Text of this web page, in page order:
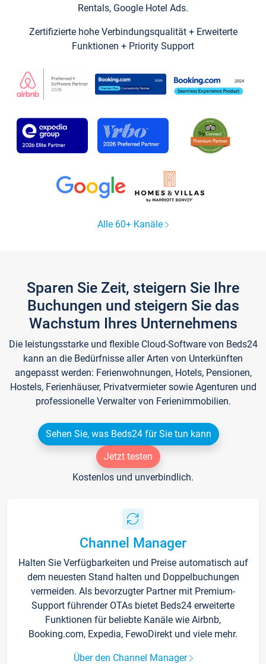
Rentals, Google Hotel Ads.
Zertifizierte hohe Verbindungsqualität + Erweiterte
Funktionen + Priority Support
Alle 60+ Kanäle
Sparen Sie Zeit, steigern Sie Ihre
Buchungen und steigern Sie das
Wachstum Ihres Unternehmens
Die leistungsstarke und flexible Cloud-Software von Beds24
kann an die Bedürfnisse aller Arten von Unterkünften
angepasst werden: Ferienwohnungen, Hotels, Pensionen,
Hostels, Ferienhäuser, Privatvermieter sowie Agenturen und
professionelle Verwalter von Ferienimmobilien.
Sehen Sie, was Beds24 für Sie tun kann
Jetzt testen
Kostenlos und unverbindlich.
Channel Manager
Halten Sie Verfügbarkeiten und Preise automatisch auf
dem neuesten Stand halten und Doppelbuchungen
vermeiden. Als bevorzugter Partner mit Premium-
Support führender OTAs bietet Beds24 erweiterte
Funktionen für beliebte Kanäle wie Airbnb,
Booking.com, Expedia, FewoDirekt und viele mehr.
Über den Channel Manager